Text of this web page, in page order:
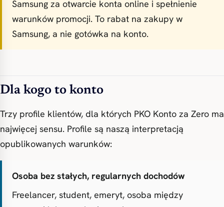
Samsung za otwarcie konta online i spełnienie
warunków promocji. To rabat na zakupy w
Samsung, a nie gotówka na konto.
Dla kogo to konto
Trzy profile klientów, dla których PKO Konto za Zero ma
najwięcej sensu. Profile są naszą interpretacją
opublikowanych warunków:
Osoba bez stałych, regularnych dochodów
Freelancer, student, emeryt, osoba między